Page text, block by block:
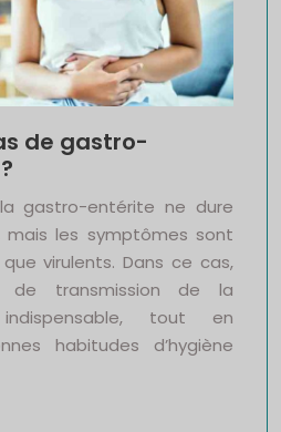
de gastro-
gastro-entérite ne dure
mais les symptômes sont
virulents. Dans ce cas,
de transmission de la
tout en
habitudes d’hygiène